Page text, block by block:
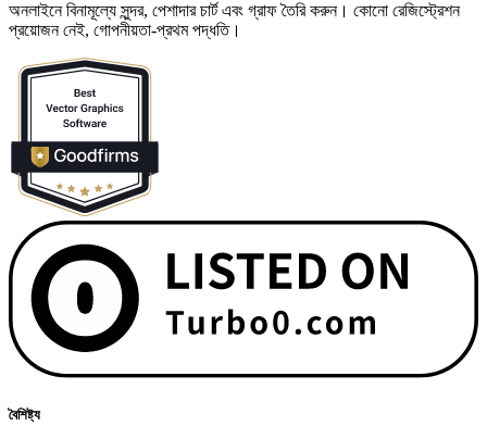
অনলাইনে বিনামূল্যে সুন্দর, পেশাদার চার্ট এবং গ্রাফ তৈরি করুন। কোনো রেজিস্ট্রেশন
প্রয়োজন নেই, গোপনীয়তা-প্রথম পদ্ধতি।
বৈশিষ্ট্য